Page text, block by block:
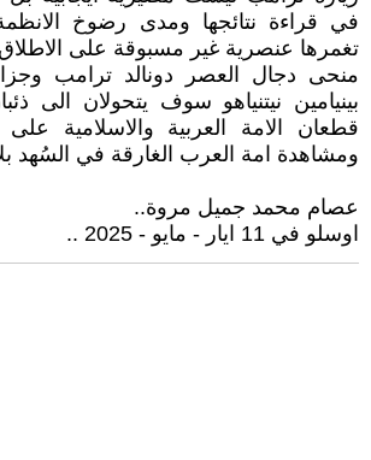
في قراءة نتائجها ومدى رضوخ
تغمرها عنصرية غير مسبوقة على
منحى دجال العصر دونالد ترامب
بينيامين نيتنياهو سوف يتحولان الى
قطعان الامة العربية والاسلامية
ومشاهدة امة العرب الغارقة في السُهد
عصام محمد جميل مروة..
اوسلو في 11 ايار - مايو - 2025 ..